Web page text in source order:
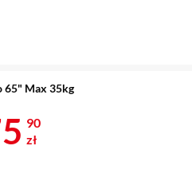
65" Max 35kg
75,90
90
zł